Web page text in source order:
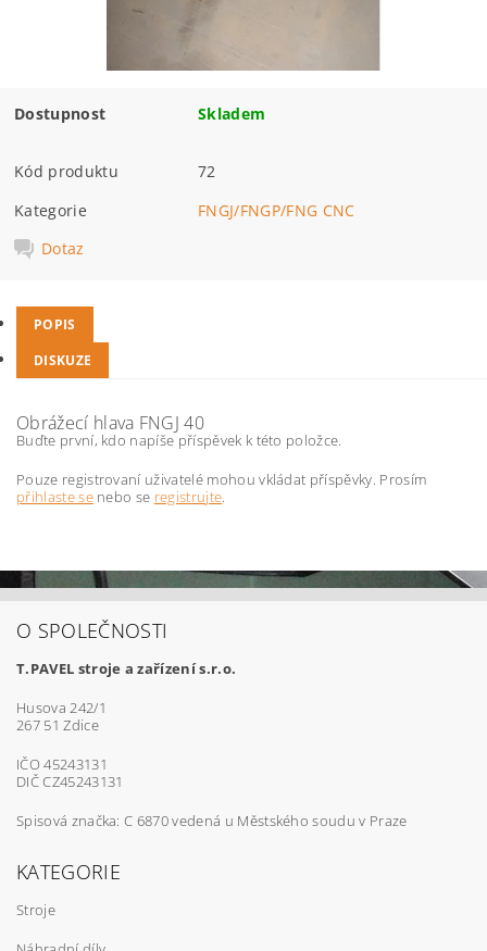
Dostupnost Skladem
Kód produktu
72
Kategorie
FNGJ/FNGP/FNG CNC
Dotaz
POPIS
DISKUZE
Obrážecí hlava FNGJ 40
Buďte první, kdo napíše příspěvek k této položce.
Pouze registrovaní uživatelé mohou vkládat příspěvky. Prosím
přihlaste senebo se registrujte
O SPOLEČNOSTI
T.PAVEL stroje a zařízení s.r.o.
Husova 242/1
267 51 Zdice
IČO 45243131
DIČ CZ45243131
Spisová značka: C 6870 vedená u Městského soudu v Praze
KATEGORIE
Stroje